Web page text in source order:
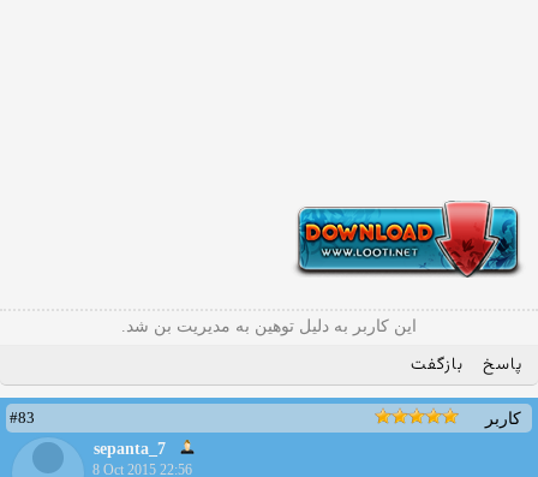
این کاربر به دلیل توهین به مدیریت بن شد.
پاسخ بازگفت
کاربر
#83
sepanta_7
8 Oct 2015 22:56